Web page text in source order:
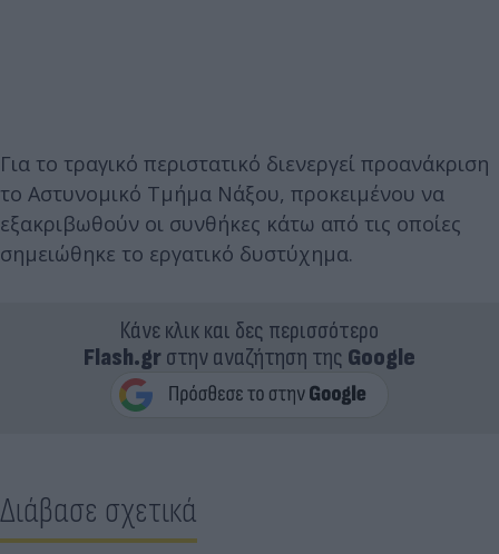
Για το τραγικό περιστατικό διενεργεί προανάκριση
το Αστυνομικό Τμήμα Νάξου, προκειμένου να
εξακριβωθούν οι συνθήκες κάτω από τις οποίες
σημειώθηκε το εργατικό δυστύχημα.
Κάνε κλικ και δες περισσότερο
Flash.grστην αναζήτηση της Google
Διάβασε σχετικά